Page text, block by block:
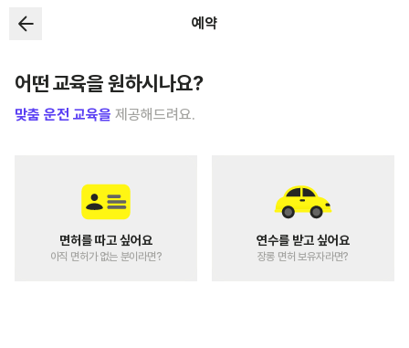
예약
어떤 교육을 원하시나요?
맞춤 운전 교육을 제공해드려요.
면허를 따고 싶어요
아직 면허가 없는 분이라면?
연수를 받고 싶어요
장롱 면허 보유자라면?